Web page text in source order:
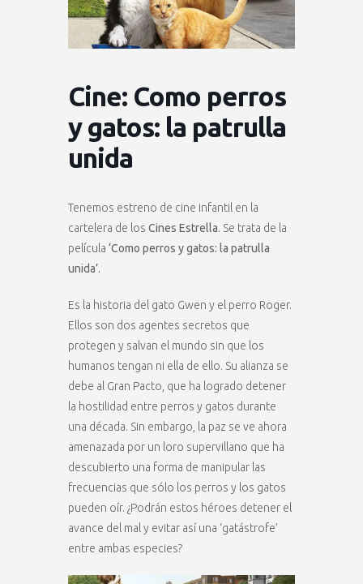
Cine: Como perros
y gatos: la patrulla
unida
Tenemos estreno de cine infantil en la
cartelera de los Cines Estrella. Se trata de la
película ‘Como perros y gatos: la patrulla
unida’.
Es la historia del gato Gwen y el perro Roger.
Ellos son dos agentes secretos que
protegen y salvan el mundo sin que los
humanos tengan ni ella de ello. Su alianza se
debe al Gran Pacto, que ha logrado detener
la hostilidad entre perros y gatos durante
una década. Sin embargo, la paz se ve ahora
amenazada por un loro supervillano que ha
descubierto una forma de manipular las
frecuencias que sólo los perros y los gatos
pueden oír. ¿Podrán estos héroes detener el
avance del mal y evitar así una ‘gatástrofe’
entre ambas especies?